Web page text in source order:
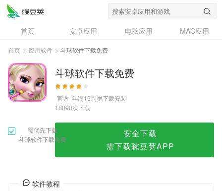
首页 安卓应用 电脑应用
MAC应用
资讯
专题
问答
首页 > 应用软件 > 斗球软件下载免费
斗球软件下载免费
官方 年满16周岁下载安装
18090次下载
需优先下载
斗球软件下载免费
安全下载
需下载豌豆荚APP
软件教程